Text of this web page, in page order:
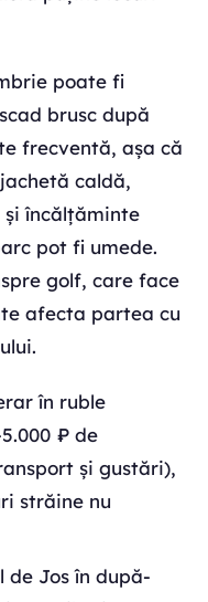
poate fi
brusc după
frecventă, așa că
caldă,
încălțăminte
pot fi umede.
golf, care face
afecta partea cu
în ruble
₽ de
și gustări),
străine nu
de Jos în după-